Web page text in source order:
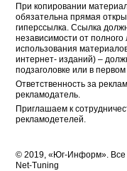
При копировании
обязательна прямая
гиперссылка. Ссылка
независимости от полного
использования
интернет- изданий) –
подзаголовке или в
Ответственность за
рекламодатель.
Приглашаем к
рекламодетелей.
© 2019, «Юг-Информ».
Net-Tuning